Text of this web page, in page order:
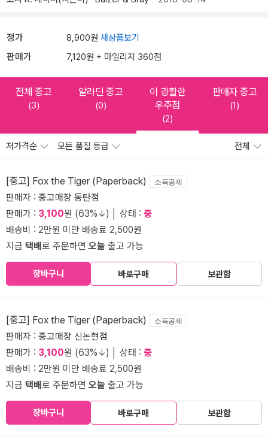
정가 8,900원 새상품보기
판매가 7,120원 + 마일리지 360점
전체 중고
(3)
알라딘 중고
(0)
이 광활한
우주점
(2)
판매자 중고
(1)
저가격순 모든 품질 등급 전체
[중고] Fox the Tiger (Paperback) 소득공제
판매자 : 중고매장 동탄점
판매가 : 3,100원 (63%↓) │ 상태 : 중
배송비 : 2만원 미만 배송료 2,500원
지금 택배로 주문하면오늘 출고 가능
장바구니 바로구매 보관함
[중고] Fox the Tiger (Paperback) 소득공제
판매자 : 중고매장 신논현점
판매가 : 3,100원 (63%↓) │ 상태 : 중
배송비 : 2만원 미만 배송료 2,500원
지금 택배로 주문하면오늘 출고 가능
장바구니 바로구매 보관함